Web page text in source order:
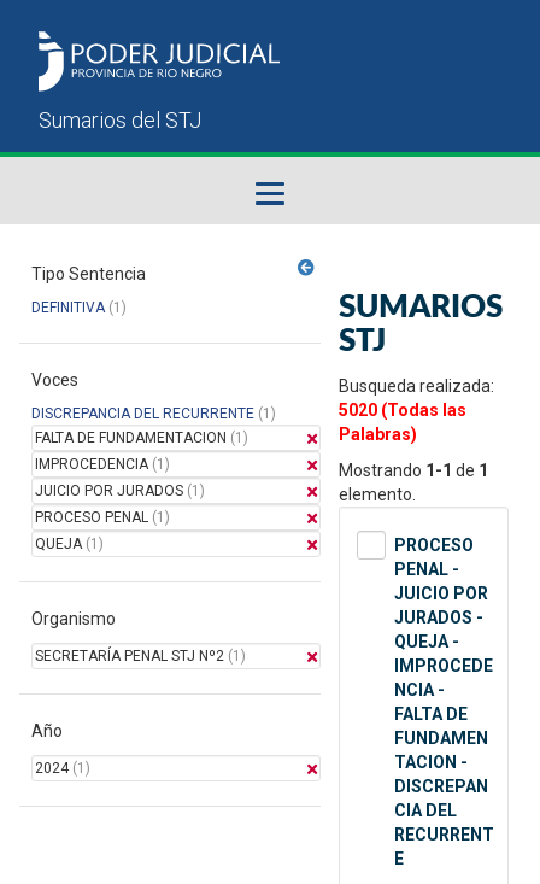
Sumarios del STJ
Manual del Usuario
Tipo Sentencia
DEFINITIVA(1)
Voces
DISCREPANCIA DEL RECURRENTE (1)
FALTA DE FUNDAMENTACION (1)
IMPROCEDENCIA(1)
JUICIO POR JURADOS (1)
PROCESO PENAL (1)
QUEJA(1)
Organismo
SECRETARÍA PENAL STJ Nº2 (1)
Año
2024(1)
SUMARIOS
STJ
Busqueda realizada:
5020 (Todas las
Palabras)
Mostrando 1-1 de 1
elemento.
PROCESO
PENAL -
JUICIO POR
JURADOS -
QUEJA -
IMPROCEDE
NCIA -
FALTA DE
FUNDAMEN
TACION -
DISCREPAN
CIA DEL
RECURRENT
E